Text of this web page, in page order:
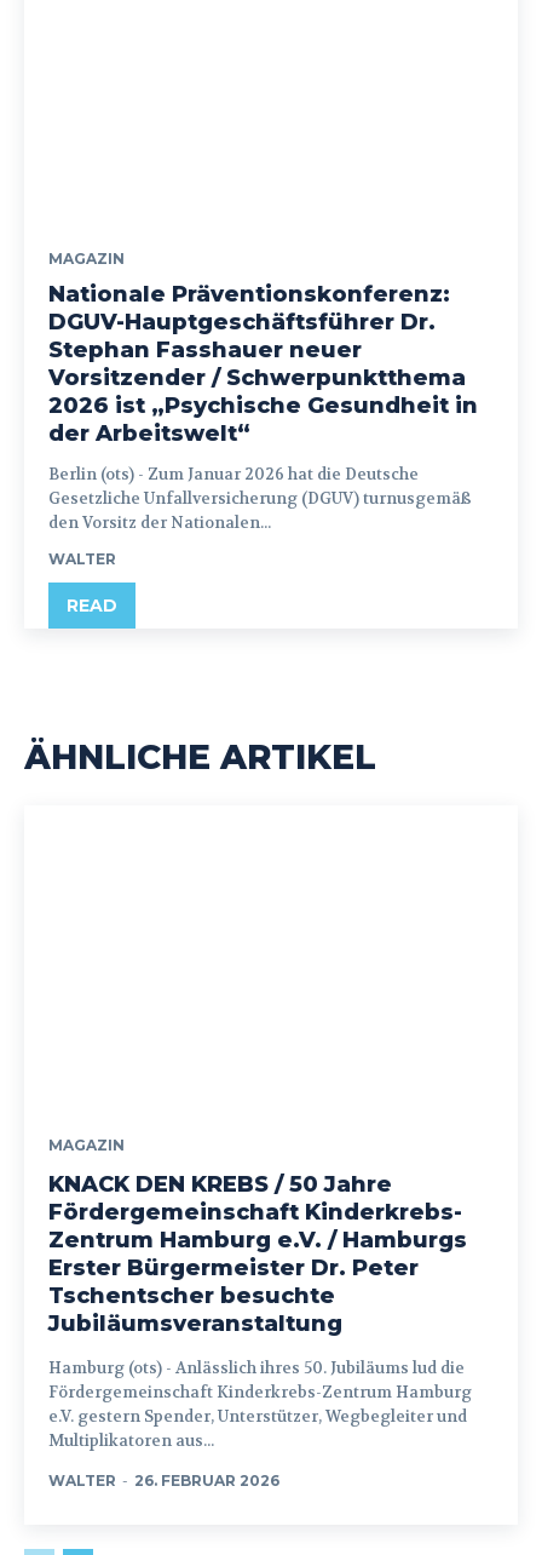
MAGAZIN
Nationale Präventionskonferenz:
DGUV-Hauptgeschäftsführer Dr.
Stephan Fasshauer neuer
Vorsitzender / Schwerpunktthema
2026 ist „Psychische Gesundheit in
der Arbeitswelt“
Berlin (ots) - Zum Januar 2026 hat die Deutsche
Gesetzliche Unfallversicherung (DGUV) turnusgemäß
den Vorsitz der Nationalen...
WALTER
READ
ÄHNLICHE ARTIKEL
MAGAZIN
KNACK DEN KREBS / 50 Jahre
Fördergemeinschaft Kinderkrebs-
Zentrum Hamburg e.V. / Hamburgs
Erster Bürgermeister Dr. Peter
Tschentscher besuchte
Jubiläumsveranstaltung
Hamburg (ots) - Anlässlich ihres 50. Jubiläums lud die
Fördergemeinschaft Kinderkrebs-Zentrum Hamburg
e.V. gestern Spender, Unterstützer, Wegbegleiter und
Multiplikatoren aus...
WALTER - 26. FEBRUAR 2026